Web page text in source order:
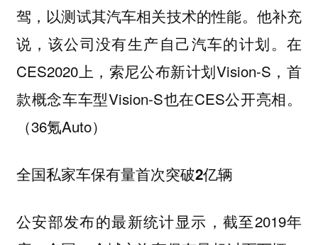
驾，以测试其汽车相关技术的性能。他补充
说，该公司没有生产自己汽车的计划。在
CES2020上，索尼公布新计划Vision-S，首
款概念车车型Vision-S也在CES公开亮相。
（36氪Auto）
全国私家车保有量首次突破2亿辆
公安部发布的最新统计显示，截至2019年